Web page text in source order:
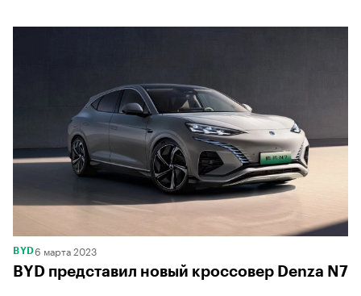
BYD6 марта 2023
BYD представил новый кроссовер Denza N7